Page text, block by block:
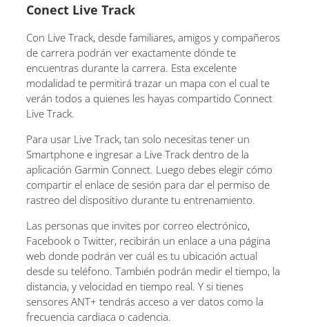
Conect Live Track
Con Live Track, desde familiares, amigos y compañeros
de carrera podrán ver exactamente dónde te
encuentras durante la carrera. Esta excelente
modalidad te permitirá trazar un mapa con el cual te
verán todos a quienes les hayas compartido Connect
Live Track.
Para usar Live Track, tan solo necesitas tener un
Smartphone e ingresar a Live Track dentro de la
aplicación Garmin Connect. Luego debes elegir cómo
compartir el enlace de sesión para dar el permiso de
rastreo del dispositivo durante tu entrenamiento.
Las personas que invites por correo electrónico,
Facebook o Twitter, recibirán un enlace a una página
web donde podrán ver cuál es tu ubicación actual
desde su teléfono. También podrán medir el tiempo, la
distancia, y velocidad en tiempo real. Y si tienes
sensores ANT+ tendrás acceso a ver datos como la
frecuencia cardiaca o cadencia.